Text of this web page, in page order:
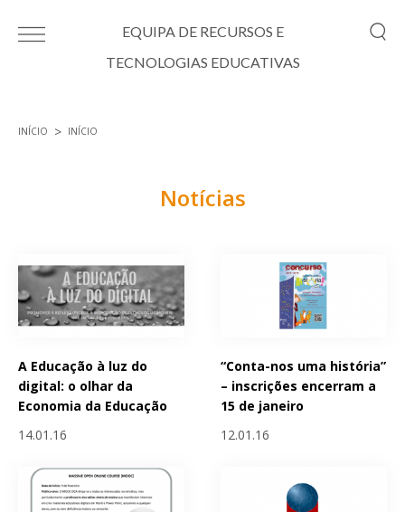
EQUIPA DE RECURSOS E
TECNOLOGIAS EDUCATIVAS
INÍCIO INÍCIO
Notícias
A Educação à luz do
digital: o olhar da
Economia da Educação
14.01.16
“Conta-nos uma história”
– inscrições encerram a
15 de janeiro
12.01.16
Páginas